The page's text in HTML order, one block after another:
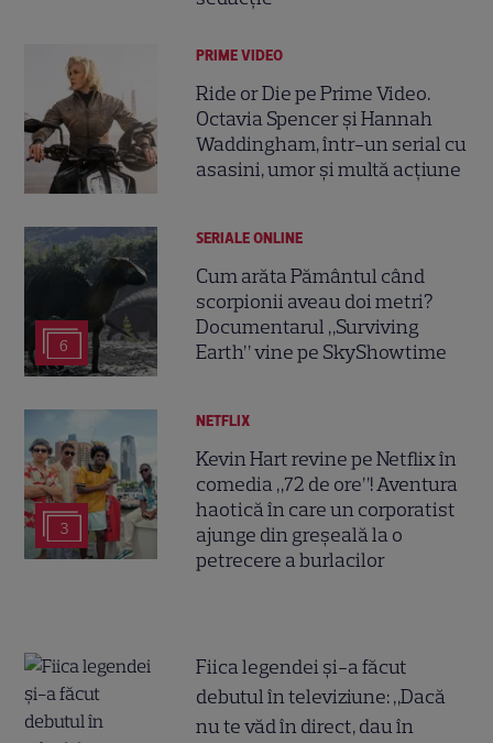
PRIME VIDEO
Ride or Die pe Prime Video.
Octavia Spencer și Hannah
Waddingham, într-un serial cu
asasini, umor și multă acțiune
6
SERIALE ONLINE
Cum arăta Pământul când
scorpionii aveau doi metri?
Documentarul „Surviving
Earth” vine pe SkyShowtime
3
NETFLIX
Kevin Hart revine pe Netflix în
comedia „72 de ore”! Aventura
haotică în care un corporatist
ajunge din greșeală la o
petrecere a burlacilor
Fiica legendei și-a făcut
debutul în televiziune: „Dacă
nu te văd în direct, dau în